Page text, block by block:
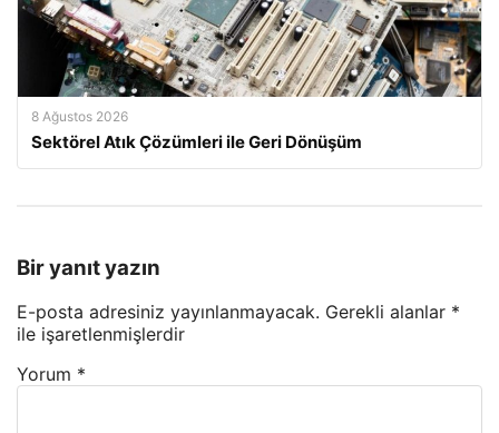
8 Ağustos 2026
Sektörel Atık Çözümleri ile Geri Dönüşüm
Bir yanıt yazın
E-posta adresiniz yayınlanmayacak. Gerekli alanlar *
ile işaretlenmişlerdir
Yorum *